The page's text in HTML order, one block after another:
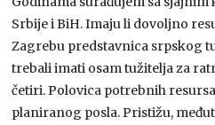
Srbije i BiH. Imaju li dovoljno
Zagrebu predstavnica srpskog
trebali imati osam tužitelja za
četiri. Polovica potrebnih
planiranog posla. Pristižu,